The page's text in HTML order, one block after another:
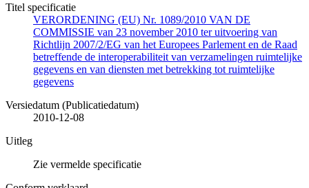
Titel specificatie
VERORDENING (EU) Nr. 1089/2010 VAN DE
COMMISSIE van 23 november 2010 ter uitvoering van
Richtlijn 2007/2/EG van het Europees Parlement en de Raad
betreffende de interoperabiliteit van verzamelingen ruimtelijke
gegevens en van diensten met betrekking tot ruimtelijke
gegevens
Versiedatum (Publicatiedatum)
2010-12-08
Uitleg
Zie vermelde specificatie